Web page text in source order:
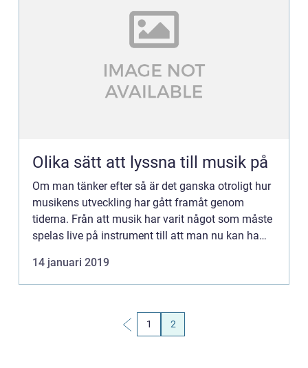
Olika sätt att lyssna till musik på
Om man tänker efter så är det ganska otroligt hur
musikens utveckling har gått framåt genom
tiderna. Från att musik har varit något som måste
spelas live på instrument till att man nu kan ha
14 januari 2019
1 2